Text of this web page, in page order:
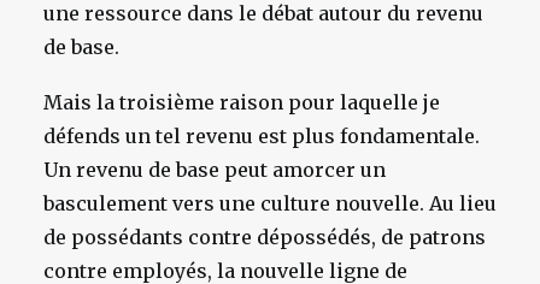
une ressource dans le débat autour du revenu
de base.
Mais la troisième raison pour laquelle je
défends un tel revenu est plus fondamentale.
Un revenu de base peut amorcer un
basculement vers une culture nouvelle. Au lieu
de possédants contre dépossédés, de patrons
contre employés, la nouvelle ligne de